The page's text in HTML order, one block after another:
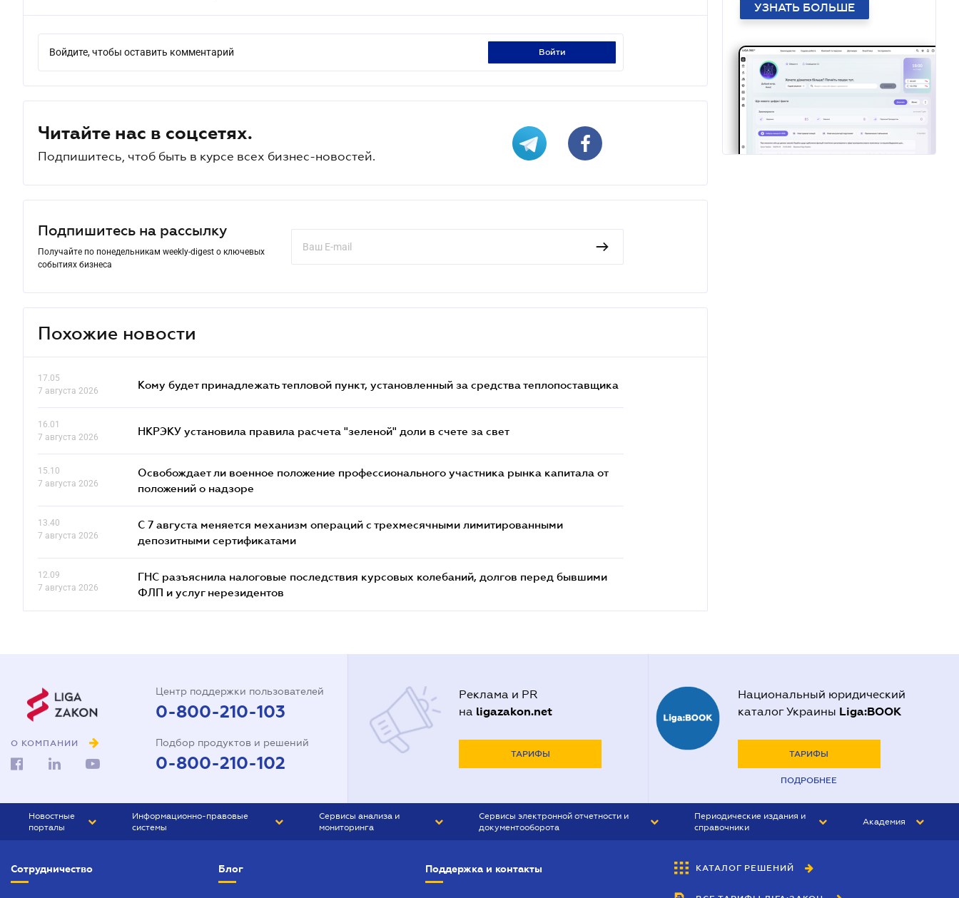
Войдите, чтобы оставить комментарий войти
Читайте нас в соцсетях.
Подпишитесь, чтоб быть в курсе всех бизнес-новостей.
Подпишитесь на рассылку
Получайте по понедельникам weekly-digest о ключевых
событиях бизнеса
Похожие новости
17.05
7 августа 2026
Кому будет принадлежать тепловой пункт, установленный за средства теплопоставщика
16.01
7 августа 2026
НКРЭКУ установила правила расчета "зеленой" доли в счете за свет
15.10
7 августа 2026
Освобождает ли военное положение профессионального участника рынка капитала от
положений о надзоре
13.40
7 августа 2026
С 7 августа меняется механизм операций с трехмесячными лимитированными
депозитными сертификатами
12.09
7 августа 2026
ГНС разъяснила налоговые последствия курсовых колебаний, долгов перед бывшими
ФЛП и услуг нерезидентов
УЗНАТЬ БОЛЬШЕ
О КОМПАНИИ
Центр поддержки пользователей
0-800-210-103
Подбор продуктов и решений
0-800-210-102
Реклама и PR
на ligazakon.net
ТАРИФЫ
Национальный юридический
каталог Украины Liga:BOOK
ТАРИФЫ
ПОДРОБНЕЕ
Новостные
порталы
БИЗНЕС
Информационно-правовые
системы
Сервисы анализа и
мониторинга
Сервисы электронной отчетности и
документооборота
Периодические издания и
справочники
БУХГАЛТЕР&ЗАКОН
Академия
Сотрудничество Блог Поддержка и контакты КАТАЛОГ РЕШЕНИЙ